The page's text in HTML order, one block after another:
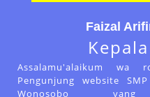
Faizal
Assalamu'alaikum wa
Pengunjung website
Wonosobo